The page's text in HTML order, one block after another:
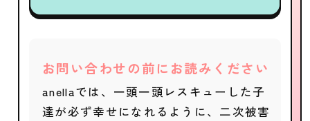
お問い合わせの前にお読みください
anellaでは、一頭一頭レスキューした子
達が必ず幸せになれるように、二次被害